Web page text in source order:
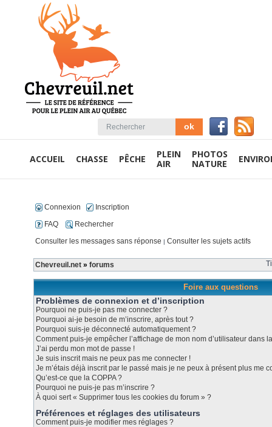
ACCUEIL CHASSE PÊCHE
PLEIN
AIR
PHOTOS
NATURE
Connexion
Inscription
FAQ
Rechercher
Consulter les messages sans réponse | Consulter les sujets actifs
Chevreuil.net » forums
Foire aux questions
Problèmes de connexion et d’inscription
Pourquoi ne puis-je pas me connecter ?
Pourquoi ai-je besoin de m’inscrire, après tout ?
Pourquoi suis-je déconnecté automatiquement ?
Comment puis-je empêcher l’affichage de mon nom d’utilisateur dans
J’ai perdu mon mot de passe !
Je suis inscrit mais ne peux pas me connecter !
Je m’étais déjà inscrit par le passé mais je ne peux à présent plus me
Qu’est-ce que la COPPA ?
Pourquoi ne puis-je pas m’inscrire ?
À quoi sert « Supprimer tous les cookies du forum » ?
Préférences et réglages des utilisateurs
Comment puis-je modifier mes réglages ?